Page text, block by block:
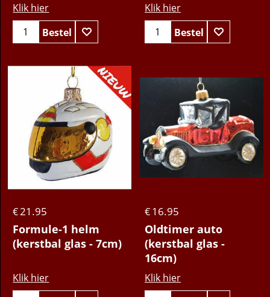
Klik hier
Bestel
Klik hier
Bestel
€21.95
Formule-1 helm
(kerstbal glas - 7cm)
Klik hier
€16.95
Oldtimer auto
(kerstbal glas -
16cm)
Klik hier